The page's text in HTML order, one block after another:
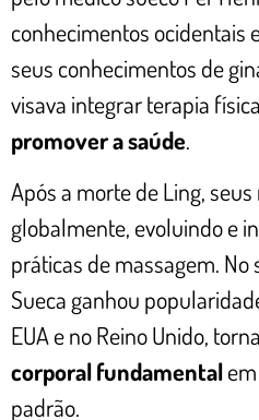
conhecimentos ocidentais
seus conhecimentos de
visava integrar terapia
promover a saúde
Após a morte de Ling,
globalmente, evoluindo e
práticas de massagem. No
Sueca ganhou
EUA e no Reino Unido,
corporal fundamental
padrão.